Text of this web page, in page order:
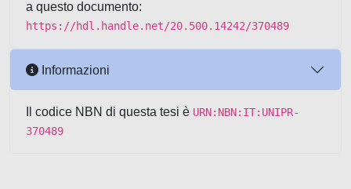
a questo documento:
https://hdl.handle.net/20.500.14242/370489
Informazioni
Il codice NBN di questa tesi è URN:NBN:IT:UNIPR-
370489